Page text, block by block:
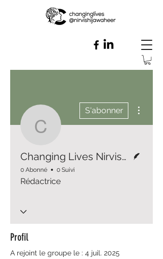
Changing
S'abonner
Changing Lives Nirvishi Jawaheer
0 Abonné 0 Suivi
Rédactrice
Profil
A rejoint le groupe le : 4 juil. 2025